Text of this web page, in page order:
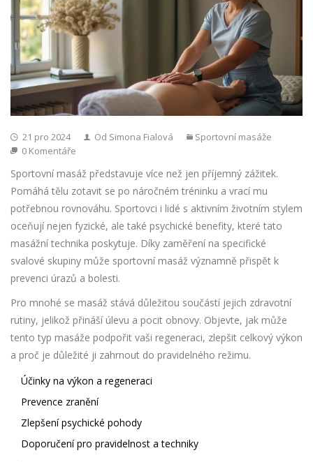
21 pro 2024 Od Simona Fialová
Sportovní masáže
0 Komentáře
Sportovní masáž představuje více než jen příjemný zážitek.
Pomáhá tělu zotavit se po náročném tréninku a vrací mu
potřebnou rovnováhu. Sportovci i lidé s aktivním životním stylem
oceňují nejen fyzické, ale také psychické benefity, které tato
masážní technika poskytuje. Díky zaměření na specifické
svalové skupiny může sportovní masáž významně přispět k
prevenci úrazů a bolesti.
Pro mnohé se masáž stává důležitou součástí jejich zdravotní
rutiny, jelikož přináší úlevu a pocit obnovy. Objevte, jak může
tento typ masáže podpořit vaši regeneraci, zlepšit celkový výkon
a proč je důležité ji zahrnout do pravidelného režimu.
Účinky na výkon a regeneraci
Prevence zranění
Zlepšení psychické pohody
Doporučení pro pravidelnost a techniky